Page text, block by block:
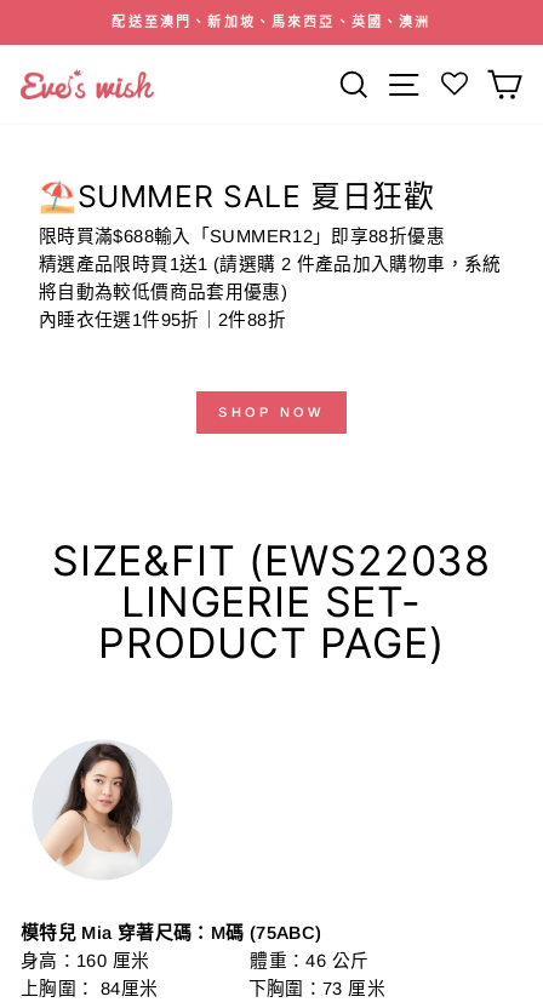
暫
配送至澳門、新加坡、馬來西亞、英國、澳洲
搜索 網站導航
⛱️SUMMER SALE 夏日狂歡
限時買滿$688輸入「SUMMER12」即享88折優惠
精選產品限時買1送1 (請選購 2 件產品加入購物車，系統
將自動為較低價商品套用優惠)
內睡衣任選1件95折｜2件88折
SHOP NOW
SIZE&FIT (EWS22038
LINGERIE SET-
PRODUCT PAGE)
模特兒 Mia 穿著尺碼：M碼 (75ABC)
身高：160 厘米 體重：46 公斤
上胸圍： 84厘米 下胸圍：73 厘米